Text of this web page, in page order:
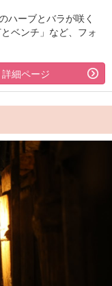
ハーブとバラが咲く
ベンチ」など、フォ
詳細ページ